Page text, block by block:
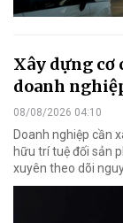
Xây dựng cơ
doanh
08/08/2026 04:10
Doanh nghiệp cần
hữu trí tuệ đối sản
xuyên theo dõi